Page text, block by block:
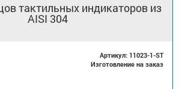
тактильных индикаторов из
AISI 304
Артикул: 11023-1-ST
Изготовление на заказ